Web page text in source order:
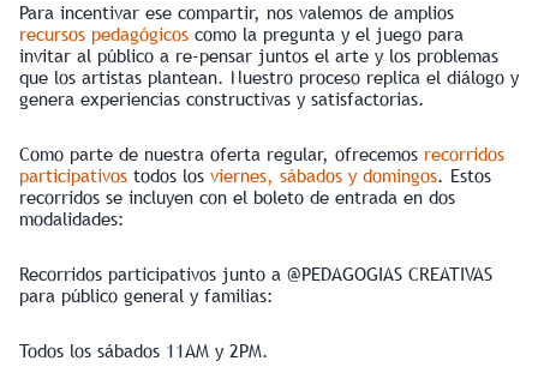
Para incentivar ese compartir, nos valemos de amplios
recursos pedagógicos como la pregunta y el juego para
invitar al público a re-pensar juntos el arte y los problemas
que los artistas plantean. Nuestro proceso replica el diálogo y
genera experiencias constructivas y satisfactorias.
Como parte de nuestra oferta regular, ofrecemos recorridos
participativos todos los viernes, sábados y domingos. Estos
recorridos se incluyen con el boleto de entrada en dos
modalidades:
Recorridos participativos junto a @PEDAGOGIAS CREATIVAS
para público general y familias:
Todos los sábados 11AM y 2PM.